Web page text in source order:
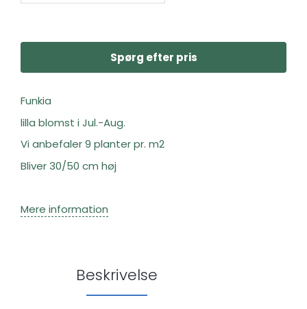
Spørg efter pris
Funkia
lilla blomst i Jul.-Aug.
Vi anbefaler 9 planter pr. m2
Bliver 30/50 cm høj
Mere information
Beskrivelse